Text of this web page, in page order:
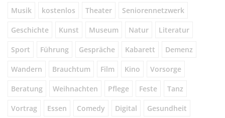
Musik kostenlos Theater Seniorennetzwerk
Geschichte Kunst Museum Natur Literatur
Sport Führung Gespräche Kabarett Demenz
Wandern Brauchtum Film Kino Vorsorge
Beratung Weihnachten Pflege Feste Tanz
Vortrag Essen Comedy Digital Gesundheit